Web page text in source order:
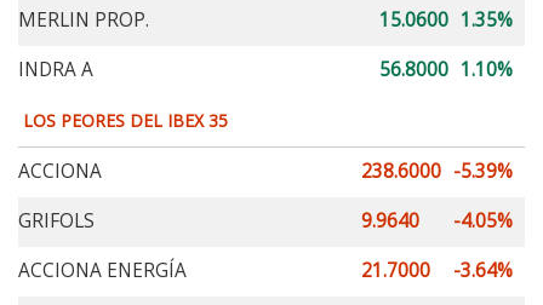
MERLIN PROP.
15.0600 1.35%
INDRA A
56.8000 1.10%
LOS PEORES DEL IBEX 35
ACCIONA 238.6000 -5.39%
GRIFOLS
9.9640
-4.05%
ACCIONA ENERGÍA
21.7000
-3.64%